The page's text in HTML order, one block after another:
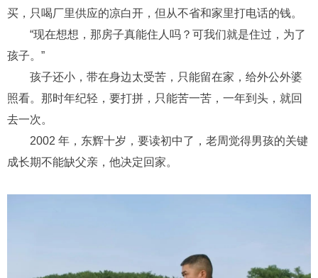
买，只喝厂里供应的凉白开 ，但从不省和家里打电话的钱。
“现在想想，那房子真能住人吗？可我们就是住过，为了
孩子。”
孩子还小，带在身边太受苦， 只能留在家 ， 给外公外婆
照看。 那时年纪轻 ， 要打拼 ， 只能苦一苦， 一年到头， 就回
去一次。
2002 年，东辉十岁，要读初中了，老周觉得男孩的关键
成长期不能缺父亲，他决定回家。